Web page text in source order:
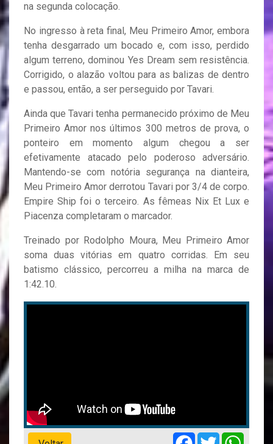
na segunda colocação.
No ingresso à reta final, Meu Primeiro Amor, embora
tenha desgarrado um bocado e, com isso, perdido
algum terreno, dominou Yes Dream sem resistência.
Corrigido, o alazão voltou para as balizas de dentro
e passou, então, a ser perseguido por Tavari.
Ainda que Tavari tenha permanecido próximo de Meu
Primeiro Amor nos últimos 300 metros de prova, o
ponteiro em momento algum chegou a ser
efetivamente atacado pelo poderoso adversário.
Mantendo-se com notória segurança na dianteira,
Meu Primeiro Amor derrotou Tavari por 3/4 de corpo.
Empire Ship foi o terceiro. As fêmeas Nix Et Lux e
Piacenza completaram o marcador.
Treinado por Rodolpho Moura, Meu Primeiro Amor
soma duas vitórias em quatro corridas. Em seu
batismo clássico, percorreu a milha na marca de
1:42.10.
Facebook
Twitter